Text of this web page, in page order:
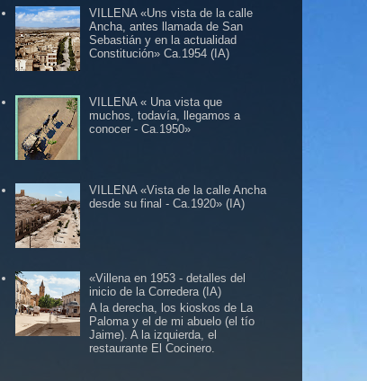
VILLENA «Uns vista de la calle
Ancha, antes llamada de San
Sebastián y en la actualidad
Constitución» Ca.1954 (IA)
VILLENA « Una vista que
muchos, todavía, llegamos a
conocer - Ca.1950»
VILLENA «Vista de la calle Ancha
desde su final - Ca.1920» (IA)
«Villena en 1953 - detalles del
inicio de la Corredera (IA)
A la derecha, los kioskos de La
Paloma y el de mi abuelo (el tío
Jaime). A la izquierda, el
restaurante El Cocinero.